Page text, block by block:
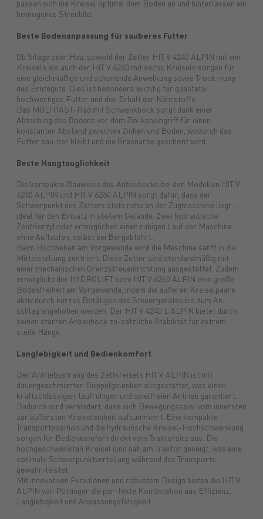
passen sich die Kreisel optimal dem Boden an und hinterlassen ein
homogenes Streubild.
Beste Bodenanpassung für sauberes Futter
Ob Silage oder Heu, sowohl der Zetter HIT V 4240 ALPIN mit vier
Kreiseln als auch der HIT V 6260 mit sechs Kreiseln sorgen für
eine gleichmäßige und schonende Anwelkung sowie Trock-nung
des Ernteguts. Dies ist besonders wichtig für qualitativ
hochwertiges Futter und den Erhalt der Nährstoffe.
Das MULTITAST-Rad mit Schwenkbock sorgt dank einer
Abtastung des Bodens vor dem Zin-keneingriff für einen
konstanten Abstand zwischen Zinken und Boden, wodurch das
Futter sau-ber bleibt und die Grasnarbe geschont wird.
Beste Hangtauglichkeit
Die kompakte Bauweise des Anbaubocks bei den Modellen HIT V
4240 ALPIN und HIT V 6260 ALPIN sorgt dafür, dass der
Schwerpunkt des Zetters stets nahe an der Zugmaschine liegt –
ideal für den Einsatz in steilem Gelände. Zwei hydraulische
Zentrierzylinder ermöglichen einen ruhigen Lauf der Maschine
ohne Auflaufen, selbst bei Bergabfahrt.
Beim Hochheben am Vorgewende wird die Maschine sanft in die
Mittelstellung zentriert. Diese Zetter sind standardmäßig mit
einer mechanischen Grenzstreueinrichtung ausgestattet. Zudem
ermöglicht der HYDROLIFT beim HIT V 6260 ALPIN eine große
Bodenfreiheit am Vorgewende, indem die äußeren Kreiselpaare
aktiv durch kurzes Betätigen des Steuergerätes bis zum An-
schlag angehoben werden. Der HIT V 4240 L ALPIN bietet durch
seinen starren Anbaubock zu-sätzliche Stabilität für extrem
steile Hänge.
Langlebigkeit und Bedienkomfort
Der Antriebsstrang des Zettkreisels HIT V ALPIN ist mit
dauergeschmierten Doppelgelenken ausgestattet, was einen
kraftschlüssigen, laufruhigen und spielfreien Antrieb garantiert.
Dadurch wird verhindert, dass sich Bewegungsspiel vom innersten
zur äußersten Kreiseleinheit aufsummiert. Eine kompakte
Transportposition und die hydraulische Kreisel-Hochschwenkung
sorgen für Bedienkomfort direkt vom Traktorsitz aus. Die
hochgeschwenkten Kreisel sind nah am Traktor geneigt, was eine
optimale Schwerpunktverteilung während des Transports
gewähr-leistet.
Mit innovativen Funktionen und robustem Design bieten die HIT V
ALPIN von Pöttinger die per-fekte Kombination aus Effizienz,
Langlebigkeit und Anpassungsfähigkeit.